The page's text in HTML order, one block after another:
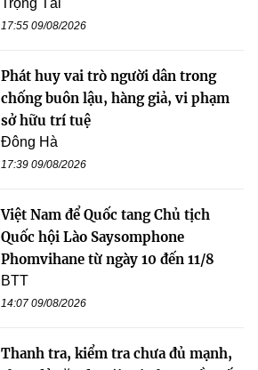
17:55 09/08/2026
Phát huy vai trò người dân trong
chống buôn lậu, hàng giả, vi phạm
sở hữu trí tuệ
Đông Hà
17:39 09/08/2026
Việt Nam để Quốc tang Chủ tịch
Quốc hội Lào Saysomphone
Phomvihane từ ngày 10 đến 11/8
BTT
14:07 09/08/2026
Thanh tra, kiểm tra chưa đủ mạnh,